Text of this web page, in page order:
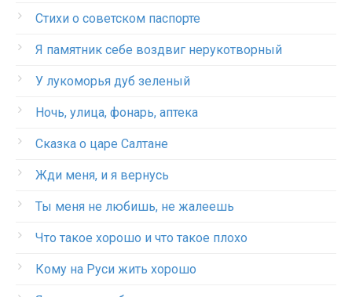
Стихи о советском паспорте
Я памятник себе воздвиг нерукотворный
У лукоморья дуб зеленый
Ночь, улица, фонарь, аптека
Сказка о царе Салтане
Жди меня, и я вернусь
Ты меня не любишь, не жалеешь
Что такое хорошо и что такое плохо
Кому на Руси жить хорошо